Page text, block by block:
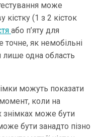
може
(1 з 2 кісток
або п’яту для
точне, як немобільні
лише одна область
можуть показати
коли на
знімках може бути
бути занадто пізно